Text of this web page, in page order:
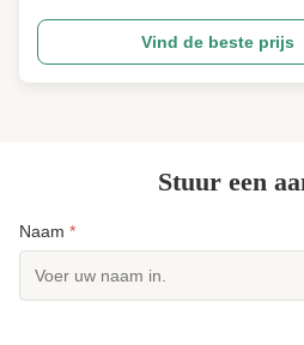
die is vervaardigd van 100%
waardoor superieure kwaliteit en
worden gewaarborgd.Deze
Vind de beste prijs
Stuur een
Naam *